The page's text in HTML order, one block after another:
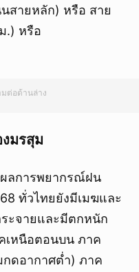
สายหลัก) หรือ สาย
.) หรือ
ต่อด้านล่าง
มรสุม
ลการพยากรณ์ฝน
ทั่วไทยยังมีเมฆและ
ะจายและมีตกหนัก
เหนือตอนบน ภาค
ดอากาศต่ำ) ภาค